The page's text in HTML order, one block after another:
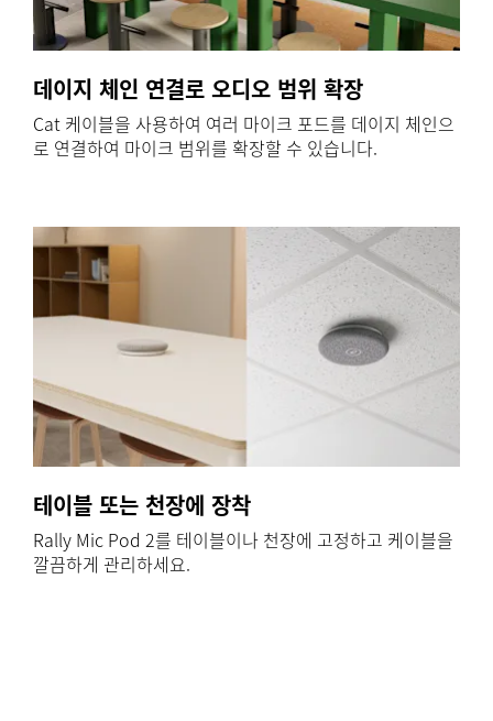
데이지 체인 연결로 오디오 범위 확장
Cat 케이블을 사용하여 여러 마이크 포드를 데이지 체인으
로 연결하여 마이크 범위를 확장할 수 있습니다.
테이블 또는 천장에 장착
Rally Mic Pod 2를 테이블이나 천장에 고정하고 케이블을
깔끔하게 관리하세요.